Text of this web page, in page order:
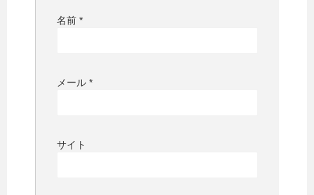
名前 *
メール *
サイト